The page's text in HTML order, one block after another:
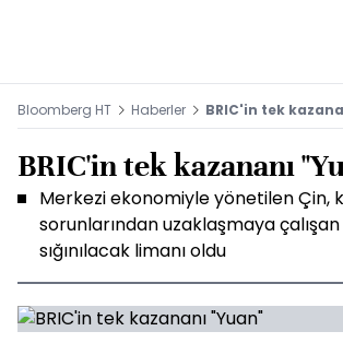
Bloomberg HT Haberler BRIC'in tek
BRIC'in tek kazananı
Merkezi ekonomiyle yönetilen Çin,
sorunlarından uzaklaşmaya çalışan
sığınılacak limanı oldu